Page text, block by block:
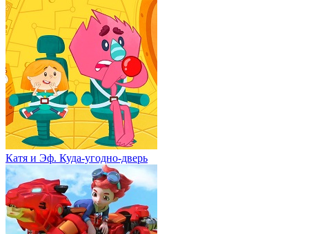
Катя и Эф. Куда-угодно-дверь